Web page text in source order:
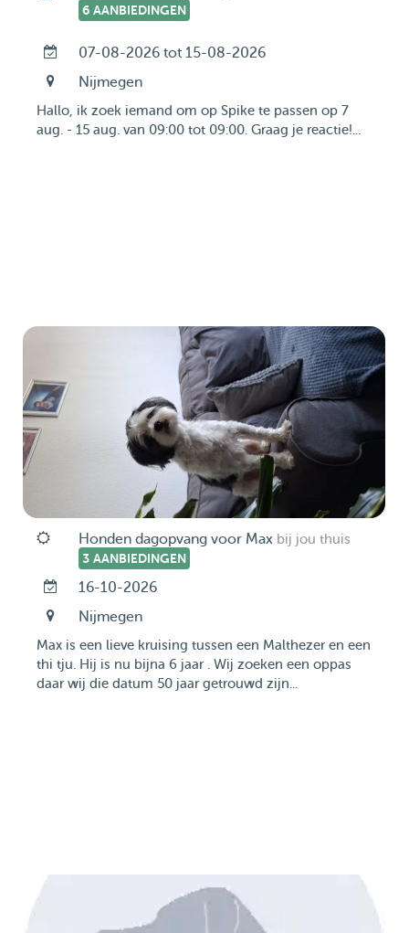
6 AANBIEDINGEN
07-08-2026 tot 15-08-2026
Nijmegen
Hallo, ik zoek iemand om op Spike te passen op 7
aug. - 15 aug. van 09:00 tot 09:00. Graag je reactie!...
Honden dagopvang voor Max bij jou thuis
3 AANBIEDINGEN
16-10-2026
Nijmegen
Max is een lieve kruising tussen een Malthezer en een
thi tju. Hij is nu bijna 6 jaar . Wij zoeken een oppas
daar wij die datum 50 jaar getrouwd zijn...